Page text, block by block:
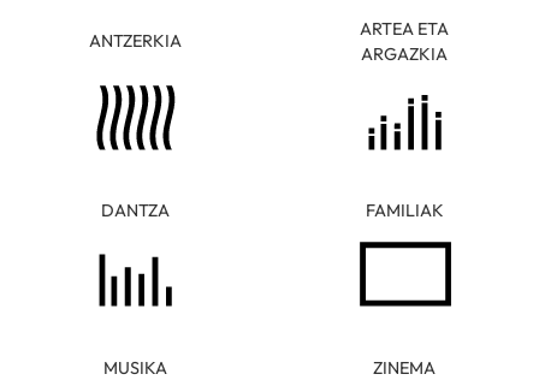
ANTZERKIA
ARTEA ETA
ARGAZKIA
DANTZA FAMILIAK
MUSIKA ZINEMA